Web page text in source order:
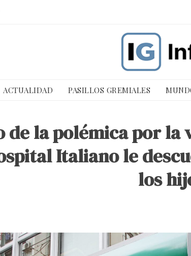
ACTUALIDAD PASILLOS GREMIALES
de la polémica por la
Italiano le
los